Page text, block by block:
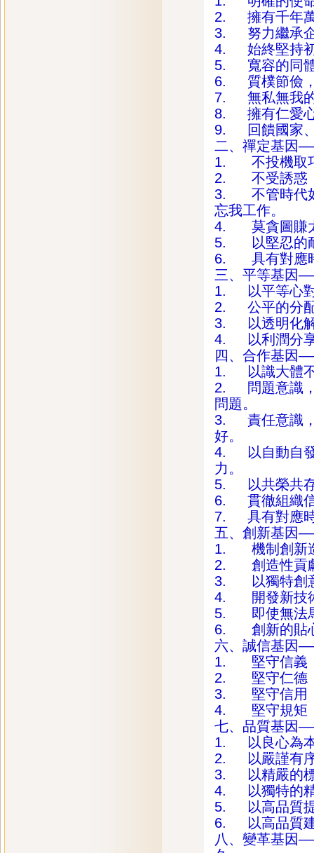
2. 擁有千年萬
3. 努力繼承企
4. 始終堅持初
5. 寬容的同體
6. 質樸節儉，
7. 無私無我的
8. 擁有仁愛心
9. 回饋國家、
二、禪定基因
1. 不投機取巧
2. 不受誘惑，
3. 不管時代如
忘我工作。
4. 莫貪圖賺太
5. 以堅忍的
6. 具有對應
三、平等基因
1. 以平等心對
2. 公平的分
3. 以透明化解
4. 以利潤分享
四、合作基因
1. 以識大體不
2. 問題意識，
問題。
3. 責任意識，
好。
4. 以自動自發
力。
5. 以共榮共存
6. 貫徹組織信
7. 具有對應時
五、創新基因
1. 機制創新
2. 創造性貢
3. 以獨特創
4. 開發新技
5. 即使無法
6. 創新的貼
六、誠信基因
1. 堅守信義
2. 堅守仁德
3. 堅守信用
4. 堅守規矩
七、品質基因
1. 以良心為本
2. 以嚴謹有序
3. 以精嚴的標
4. 以獨特的精
5. 以高品質提
6. 以高品質建
八、變革基因